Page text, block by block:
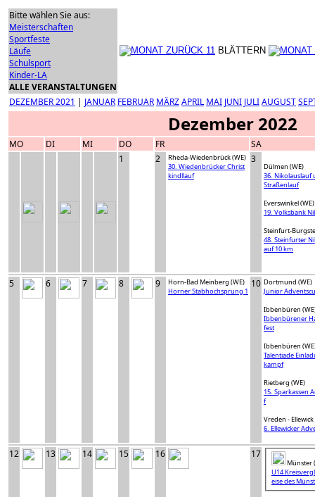
Bitte wählen Sie aus:
Meisterschaften
Sportfeste
Läufe
Schulsport
Kinder-LA
ALLE VERANSTALTUNGEN
BLÄTTERN
DEZEMBER 2021 | JANUAR FEBRUAR MÄRZAPRIL MAI JUNI JULIAUGUST
Dezember 2022
MO DI MI DO FR
SA
1
2
Rheda-Wiedenbrück (WE)
30. Wiedenbrücker Christ
kindllauf
3
Dülmen (WE)
36. Nikolauslauf
Straßenlauf
Everswinkel (WE)
19. Volksbank
Steinfurt-
48. Steinfurter
auf 10 km
5 6 7 8 9
Horn-Bad Meinberg (WE)
Horner Stabhochsprung 1
10 Dortmund (WE)
Junior
Ibbenbüren
Ibbenbürener
fest
Ibbenbüren
Talentiade
kampf
Rietberg (WE)
15. Sparkassen
f
Vreden - Ellewick
6. Ellewicker
12 13 14 15 16 17
Münster
U14
eise des